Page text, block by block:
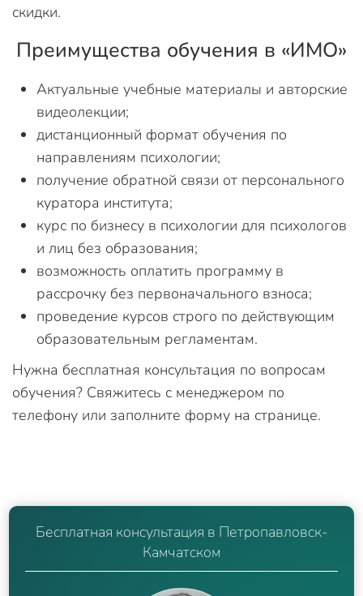
скидки.
Преимущества обучения в «ИМО»
Актуальные учебные материалы и авторские
видеолекции;
дистанционный формат обучения по
направлениям психологии;
получение обратной связи от персонального
куратора института;
курс по бизнесу в психологии для психологов
и лиц без образования;
возможность оплатить программу в
рассрочку без первоначального взноса;
проведение курсов строго по действующим
образовательным регламентам.
Нужна бесплатная консультация по вопросам
обучения? Свяжитесь с менеджером по
телефону или заполните форму на странице.
Бесплатная консультация в Петропавловск-
Камчатском